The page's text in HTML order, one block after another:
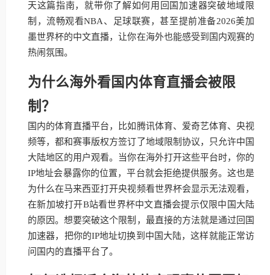
天这篇指南，就带你了解如何用回国加速器突破地域限
制，流畅观看NBA、足球联赛，甚至提前准备2026美加
墨世界杯的中文直播，让你在海外也能感受到国内观赛的
热闹氛围。
为什么海外看国内体育直播会被限
制？
国内的体育直播平台，比如腾讯体育、爱奇艺体育、央视
频等，都和赛事版权方签订了地域限制协议，只允许中国
大陆地区的用户观看。当你在海外打开这些平台时，你的
IP地址会暴露你的位置，平台就会拒绝提供服务。这也是
为什么在马来西亚打开央视频看世界杯会显示无法观看，
在新加坡打开B站看世界杯中文直播会提示仅限中国大陆
的原因。想要突破这个限制，最直接的方法就是通过回国
加速器，把你的IP地址切换到中国大陆，这样就能正常访
问国内的直播平台了。